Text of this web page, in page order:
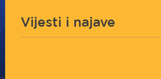
Vijesti i najave